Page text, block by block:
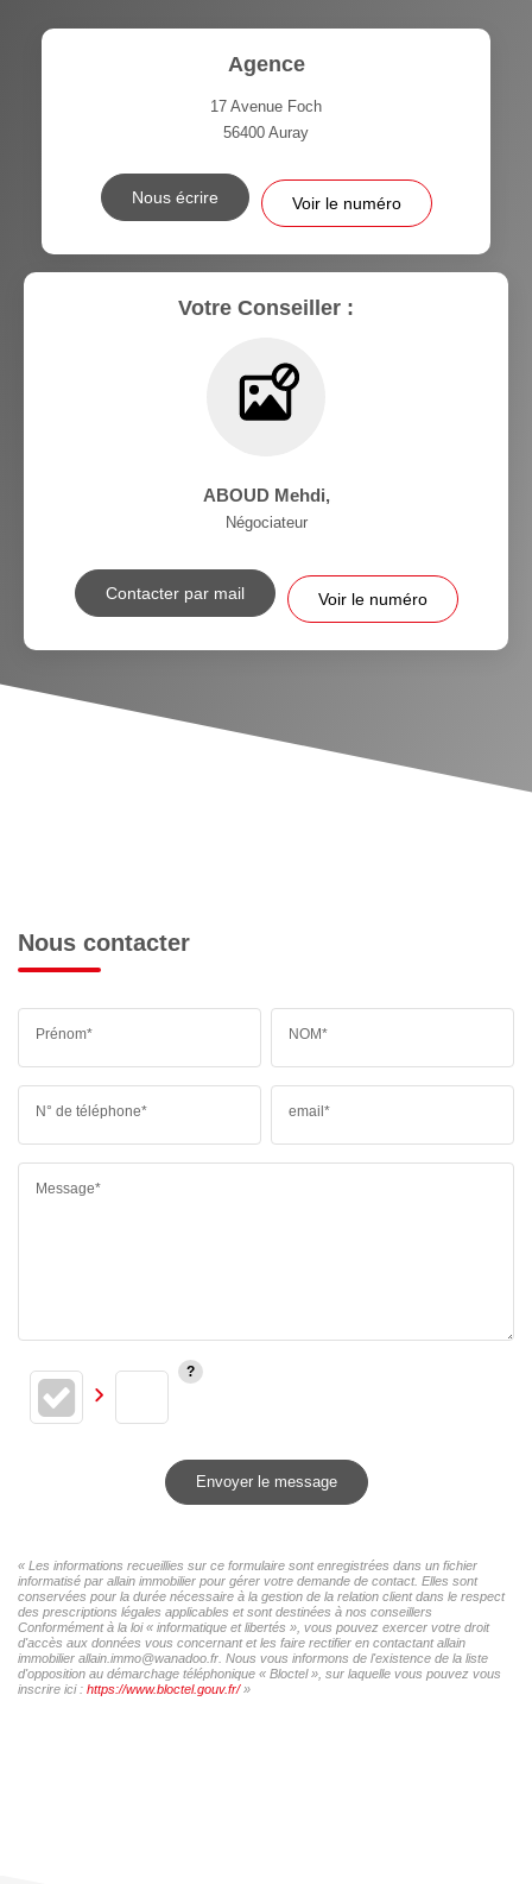
Agence
17 Avenue Foch
56400 Auray
Nous écrire Voir le numéro
Votre Conseiller :
ABOUD Mehdi,
Négociateur
Contacter par mail Voir le numéro
Nous contacter
Prénom* NOM*
N° de téléphone* email*
Message*
Envoyer le message
« Les informations recueillies sur ce formulaire sont enregistrées dans un fichier
informatisé par allain immobilier pour gérer votre demande de contact. Elles sont
conservées pour la durée nécessaire à la gestion de la relation client dans le respect
des prescriptions légales applicables et sont destinées à nos conseillers
Conformément à la loi « informatique et libertés », vous pouvez exercer votre droit
d'accès aux données vous concernant et les faire rectifier en contactant allain
immobilier allain.immo@wanadoo.fr. Nous vous informons de l'existence de la liste
d'opposition au démarchage téléphonique « Bloctel », sur laquelle vous pouvez vous
inscrire ici : https://www.bloctel.gouv.fr/»